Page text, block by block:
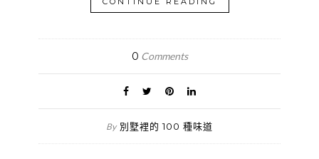
0 Comments
By 別墅裡的 100 種味道